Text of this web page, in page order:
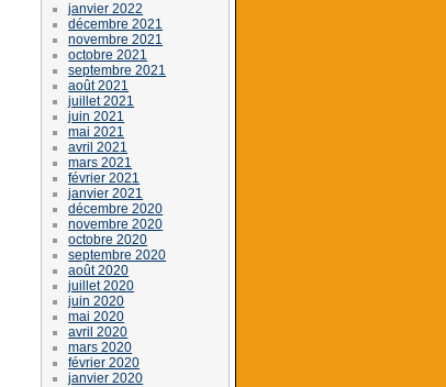
janvier 2022
décembre 2021
novembre 2021
octobre 2021
septembre 2021
août 2021
juillet 2021
juin 2021
mai 2021
avril 2021
mars 2021
février 2021
janvier 2021
décembre 2020
novembre 2020
octobre 2020
septembre 2020
août 2020
juillet 2020
juin 2020
mai 2020
avril 2020
mars 2020
février 2020
janvier 2020